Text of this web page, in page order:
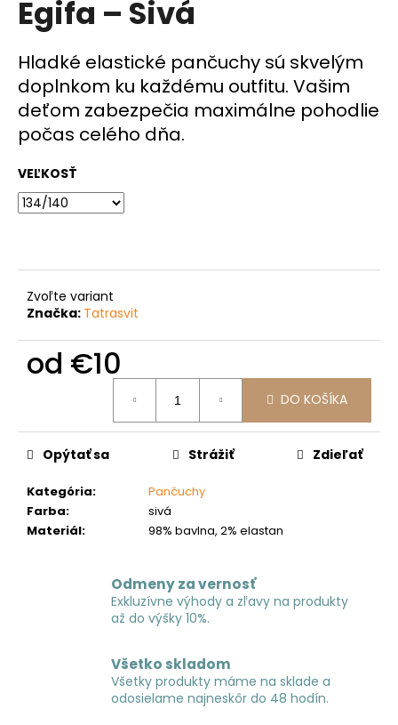
Egifa – Sivá
Hladké elastické pančuchy sú skvelým
doplnkom ku každému outfitu. Vašim
deťom zabezpečia maximálne pohodlie
počas celého dňa.
VEĽKOSŤ
Zvoľte variant
Značka: Tatrasvit
od €10
DO KOŠÍKA
Kategória:
Pančuchy
Farba:
sivá
Materiál: 98% bavlna, 2% elastan
Opýtať sa Strážiť Zdieľať
Odmeny za vernosť
Exkluzívne výhody a zľavy na produkty
až do výšky 10%.
Všetko skladom
Všetky produkty máme na sklade a
odosielame najneskôr do 48 hodín.
á
s
ť
?
d
p
o
m
e